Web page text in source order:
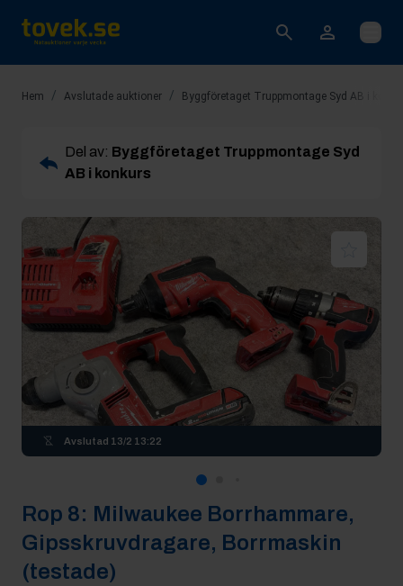
Öppna
Hem / Avslutade auktioner / Byggföretaget Truppmontage Syd AB i
Del av: Byggföretaget Truppmontage Syd
AB i konkurs
Avslutad 13/2 13:22
Rop 8: Milwaukee Borrhammare,
Gipsskruvdragare, Borrmaskin
(testade)